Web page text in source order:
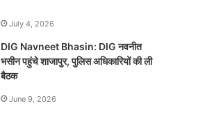
July 4, 2026
DIG Navneet Bhasin: DIG नवनीत
भसीन पहुंचे शाजापुर, पुलिस अधिकारियों की ली
बैठक
June 9, 2026